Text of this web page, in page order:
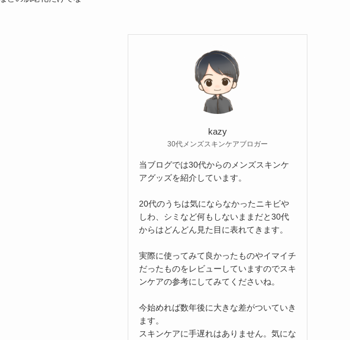
kazy
30代メンズスキンケアブロガー
当ブログでは30代からのメンズスキンケ
アグッズを紹介しています。
20代のうちは気にならなかったニキビや
しわ、シミなど何もしないままだと30代
からはどんどん見た目に表れてきます。
実際に使ってみて良かったものやイマイチ
だったものをレビューしていますのでスキ
ンケアの参考にしてみてくださいね。
今始めれば数年後に大きな差がついていき
ます。
スキンケアに手遅れはありません。気にな